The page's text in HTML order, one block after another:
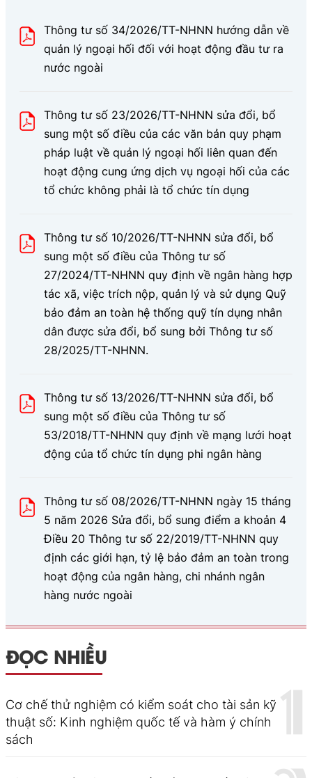
Thông tư số 34/2026/TT-NHNN hướng dẫn về
quản lý ngoại hối đối với hoạt động đầu tư ra
nước ngoài
Thông tư số 23/2026/TT-NHNN sửa đổi, bổ
sung một số điều của các văn bản quy phạm
pháp luật về quản lý ngoại hối liên quan đến
hoạt động cung ứng dịch vụ ngoại hối của các
tổ chức không phải là tổ chức tín dụng
Thông tư số 10/2026/TT-NHNN sửa đổi, bổ
sung một số điều của Thông tư số
27/2024/TT-NHNN quy định về ngân hàng hợp
tác xã, việc trích nộp, quản lý và sử dụng Quỹ
bảo đảm an toàn hệ thống quỹ tín dụng nhân
dân được sửa đổi, bổ sung bởi Thông tư số
28/2025/TT-NHNN.
Thông tư số 13/2026/TT-NHNN sửa đổi, bổ
sung một số điều của Thông tư số
53/2018/TT-NHNN quy định về mạng lưới hoạt
động của tổ chức tín dụng phi ngân hàng
Thông tư số 08/2026/TT-NHNN ngày 15 tháng
5 năm 2026 Sửa đổi, bổ sung điểm a khoản 4
Điều 20 Thông tư số 22/2019/TT-NHNN quy
định các giới hạn, tỷ lệ bảo đảm an toàn trong
hoạt động của ngân hàng, chi nhánh ngân
hàng nước ngoài
ĐỌC NHIỀU
Cơ chế thử nghiệm có kiểm soát cho tài sản kỹ
thuật số: Kinh nghiệm quốc tế và hàm ý chính
sách